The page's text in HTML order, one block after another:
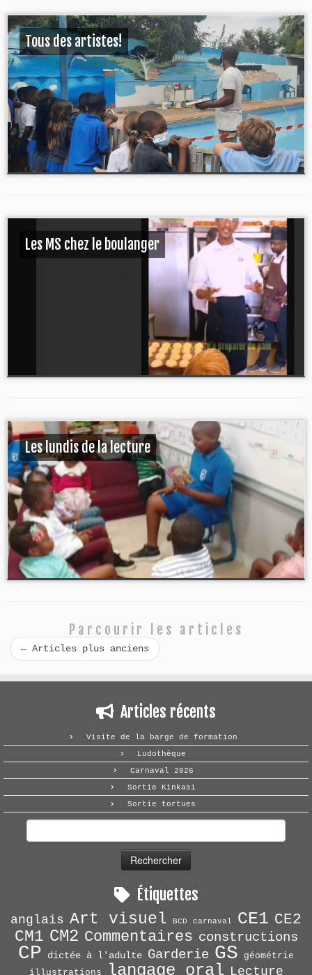
Tous des artistes!
Les MS chez le boulanger
Les lundis de la lecture
Parcourir les articles
←Articles plus anciens
Articles récents
Visite de la barge de formation
Ludothèque
Carnaval 2026
Sortie Kinkasi
Sortie tortues
Étiquettes
anglais Art visuel BCD carnaval CE1 CE2
CM1 CM2 Commentaires constructions
CP dictée à l'adulte Garderie GS
géométrie
illustrations
langage oral Lecture